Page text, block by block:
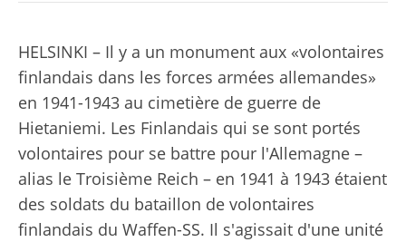
HELSINKI – Il y a un monument aux «volontaires
finlandais dans les forces armées allemandes»
en 1941-1943 au cimetière de guerre de
Hietaniemi. Les Finlandais qui se sont portés
volontaires pour se battre pour l'Allemagne –
alias le Troisième Reich – en 1941 à 1943 étaient
des soldats du bataillon de volontaires
finlandais du Waffen-SS. Il s'agissait d'une unité